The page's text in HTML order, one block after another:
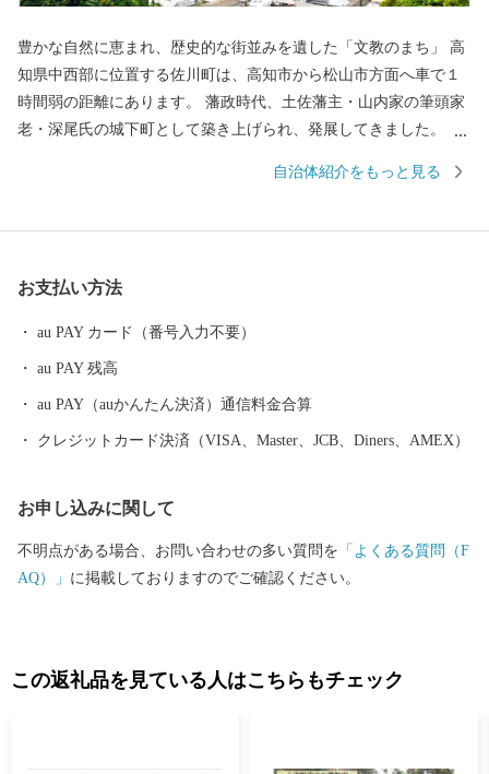
豊かな自然に恵まれ、歴史的な街並みを遺した「文教のまち」 高
知県中西部に位置する佐川町は、高知市から松山市方面へ車で１
時間弱の距離にあります。 藩政時代、土佐藩主・山内家の筆頭家
老・深尾氏の城下町として築き上げられ、発展してきました。 深
「明治の元勲」田中光顕や「日本植物学の父」牧野富太郎といっ
旦などの農業が盛んで、また近年では自伐型林業の推進や、佐川
は、「さかわの地乳（ぢちち）」として、町内外から人気を博し
ています。 白壁の酒蔵に代表される歴史的な街並みをそこかしこ
に遺し、歴史と緑が香る「文教のまち」佐川町を一度覗いてみま
自治体紹介をもっと見る
お支払い方法
au PAY カード（番号入力不要）
au PAY 残高
au PAY（auかんたん決済）通信料金合算
クレジットカード決済（VISA、Master、JCB、Diners、AMEX）
お申し込みに関して
不明点がある場合、お問い合わせの多い質問を 「よくある質問（F
AQ）」 に掲載しておりますのでご確認ください。
この返礼品を見ている人はこちらもチェック